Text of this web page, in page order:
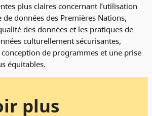
plus claires concernant l’utilisation
données des Premières Nations,
des données et les pratiques de
culturellement sécurisantes,
de programmes et une prise
équitables.
plus